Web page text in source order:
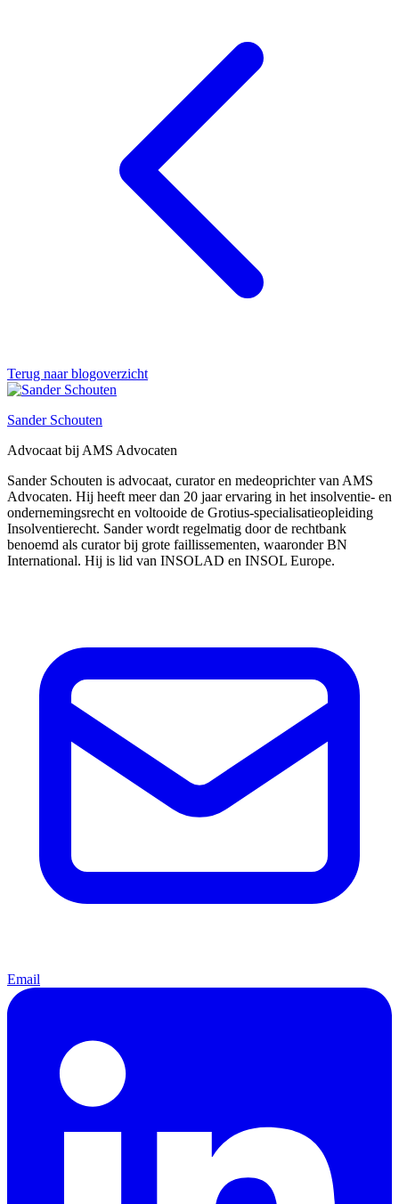
Terug naar blogoverzicht
Sander Schouten
Advocaat bij AMS Advocaten
Sander Schouten is advocaat, curator en medeoprichter van AMS
Advocaten. Hij heeft meer dan 20 jaar ervaring in het insolventie- en
ondernemingsrecht en voltooide de Grotius-specialisatieopleiding
Insolventierecht. Sander wordt regelmatig door de rechtbank
benoemd als curator bij grote faillissementen, waaronder BN
International. Hij is lid van INSOLAD en INSOL Europe.
Email